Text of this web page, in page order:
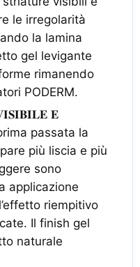
le irregolarità
la lamina
gel levigante
rimanendo
PODERM.
𝐄
passata la
più liscia e più
sono
applicazione
riempitivo
Il finish gel
naturale